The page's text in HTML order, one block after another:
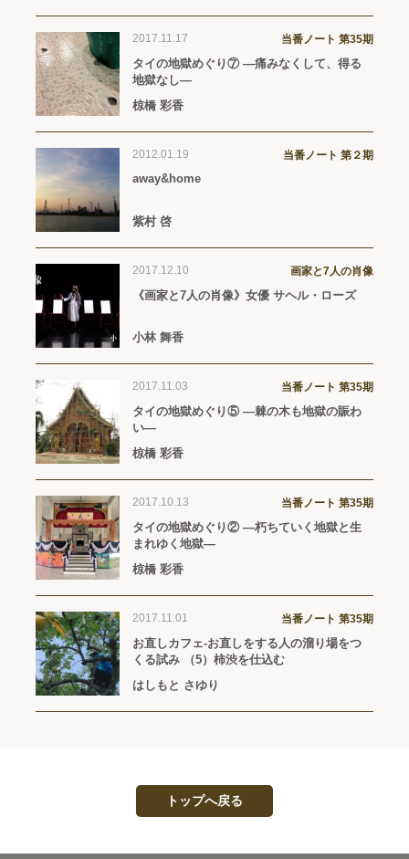
2017.11.17 当番ノート 第35期
タイの地獄めぐり⑦ ―痛みなくして、得る
地獄なし―
椋橋 彩香
2012.01.19 当番ノート 第２期
away&home
紫村 啓
2017.12.10 画家と7人の肖像
《画家と7人の肖像》女優 サヘル・ローズ
小林 舞香
2017.11.03 当番ノート 第35期
タイの地獄めぐり⑤ ―棘の木も地獄の賑わ
い―
椋橋 彩香
2017.10.13 当番ノート 第35期
タイの地獄めぐり② ―朽ちていく地獄と生
まれゆく地獄―
椋橋 彩香
2017.11.01 当番ノート 第35期
お直しカフェ-お直しをする人の溜り場をつ
くる試み （5）柿渋を仕込む
はしもと さゆり
トップへ戻る